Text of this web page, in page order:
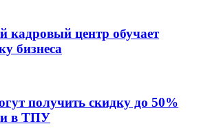
кадровый центр обучает
бизнеса
получить скидку до 50%
в ТПУ